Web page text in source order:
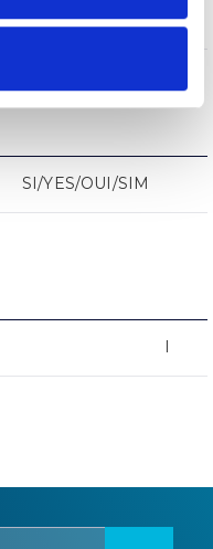
-5 +35
SI/YES/OUI/SIM
I